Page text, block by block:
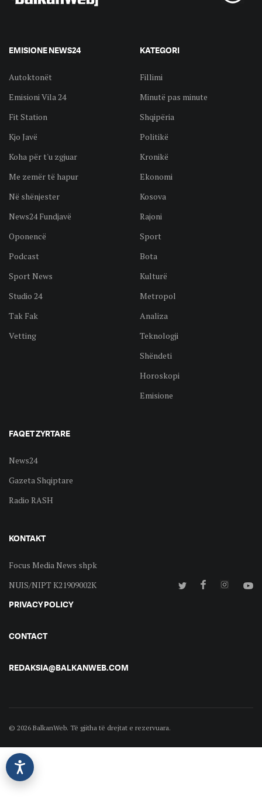
EMISIONE NEWS24
Autoktonët
Emisioni Vila 24
Fit Station
Kjo Javë
Koha për t'u zgjuar
Me zemër të hapur
Në shënjester
News24 Fundjavë
Oponencë
Podcast
Sport News
Studio 24
Tak Fak
Vetting
KATEGORI
Fillimi
Minutë pas minute
Shqipëria
Politikë
Kronikë
Ekonomi
Kosova
Rajoni
Sport
Bota
Kulturë
Metropol
Analiza
Teknologji
Shëndeti
Horoskopi
Emisione
FAQET ZYRTARE
News24
Gazeta Shqiptare
Radio RASH
KONTAKT
Focus Media News shpk
NUIS/NIPT K21909002K
PRIVACY POLICY
CONTACT
REDAKSIA@BALKANWEB.COM
© 2026 BalkanWeb. Të gjitha të drejtat e rezervuara.